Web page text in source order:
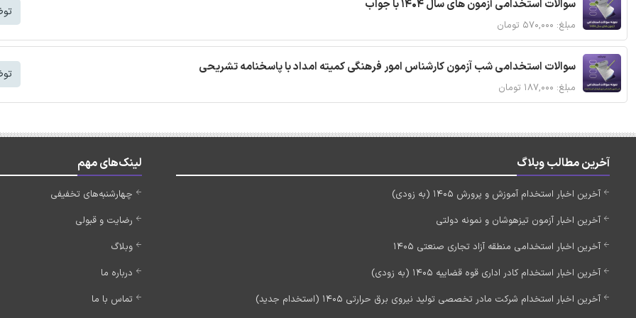
سوالات استخدامی آزمون های سال 1404 با جواب
مبلغ: ۵۷۰,۰۰۰ تومان
سوالات استخدامی شب آزمون کارشناس امور فرهنگی کمیته امداد با پاسخنامه تشریحی
مبلغ: ۱۸۷,۰۰۰ تومان
آخرین مطالب وبلاگ
آخرین اخبار استخدام آموزش و پرورش 1405 (به زودی)
آخرین اخبار آزمون تیزهوشان و نمونه دولتی
آخرین اخبار استخدامی منطقه آزاد تجاری صنعتی 1405
آخرین اخبار استخدام کادر اداری قوه قضاییه 1405 (به زودی)
آخرین اخبار استخدام شرکت مادر تخصصی تولید نیروی برق حرارتی 1405 (استخدام جدید)
لینک‌های مهم
چهارشنبه‌های تخفیفی
رضایت و قبولی
وبلاگ
درباره ما
تماس با ما